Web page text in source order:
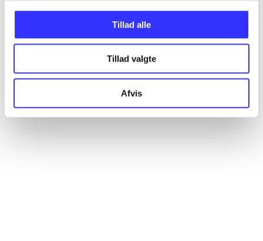
Tillad alle
Tillad valgte
Afvis
Alle registrerede artikler fordelt på udgivelser
...
...